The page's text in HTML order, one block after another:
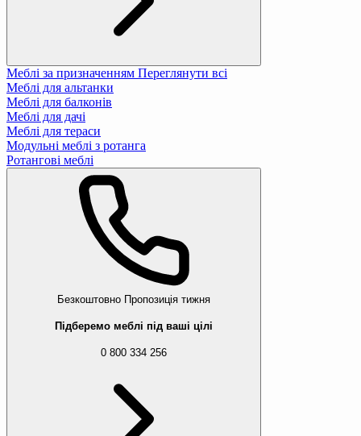
Меблі за призначенням Переглянути всі
Меблі для альтанки
Меблі для балконів
Меблі для дачі
Меблі для тераси
Модульні меблі з ротанга
Ротангові меблі
Безкоштовно Пропозиція тижня
Підберемо меблі під ваші цілі
0 800 334 256